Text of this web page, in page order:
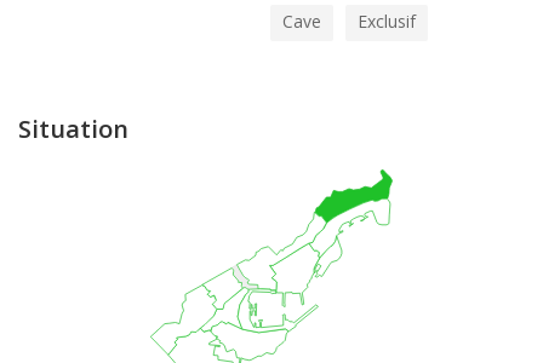
Cave Exclusif
Situation